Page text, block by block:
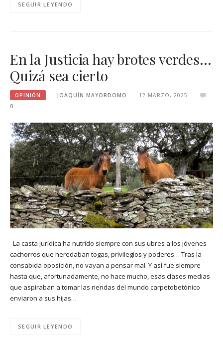
SEGUIR LEYENDO
En la Justicia hay brotes verdes…
Quizá sea cierto
OPINIÓN JOAQUÍN MAYORDOMO
12 MARZO, 2025
0
La casta jurídica ha nutrido siempre con sus ubres a los jóvenes
cachorros que heredaban togas, privilegios y poderes… Tras la
consabida oposición, no vayan a pensar mal. Y así fue siempre
hasta que, afortunadamente, no hace mucho, esas clases medias
que aspiraban a tomar las riendas del mundo carpetobetónico
enviaron a sus hijas…
SEGUIR LEYENDO